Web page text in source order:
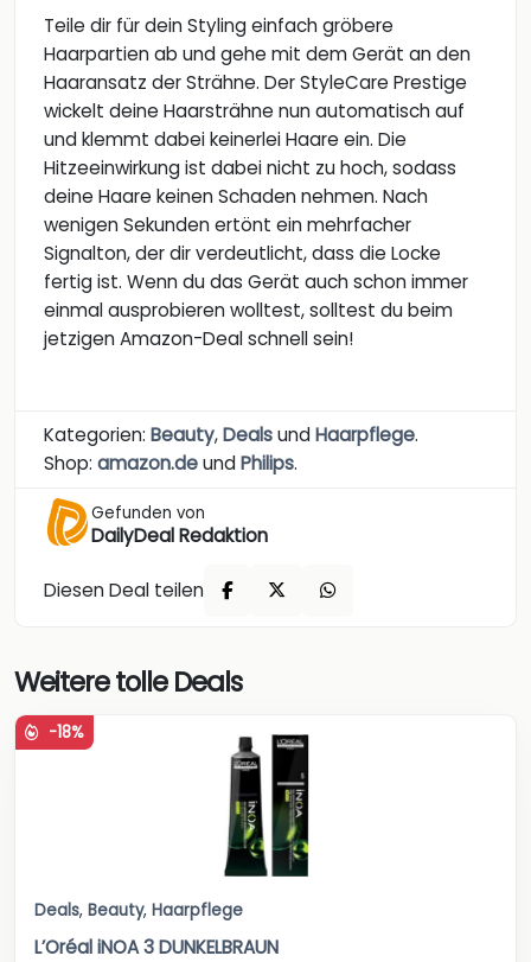
Teile dir für dein Styling einfach gröbere
Haarpartien ab und gehe mit dem Gerät an den
Haaransatz der Strähne. Der StyleCare Prestige
wickelt deine Haarsträhne nun automatisch auf
und klemmt dabei keinerlei Haare ein. Die
Hitzeeinwirkung ist dabei nicht zu hoch, sodass
deine Haare keinen Schaden nehmen. Nach
wenigen Sekunden ertönt ein mehrfacher
Signalton, der dir verdeutlicht, dass die Locke
fertig ist. Wenn du das Gerät auch schon immer
einmal ausprobieren wolltest, solltest du beim
jetzigen Amazon-Deal schnell sein!
Kategorien: Beauty,DealsundHaarpflege.
Shop: amazon.deundPhilips.
Gefunden von
DailyDeal Redaktion
Diesen Deal teilen
Weitere tolle Deals
-18%
Deals, Beauty, Haarpflege
L’Oréal iNOA 3 DUNKELBRAUN